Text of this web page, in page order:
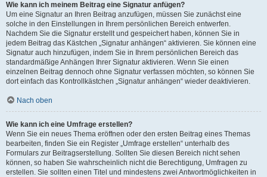
Wie kann ich meinem Beitrag eine Signatur anfügen?
Um eine Signatur an Ihren Beitrag anzufügen, müssen Sie zunächst eine
solche in den Einstellungen in Ihrem persönlichen Bereich entwerfen.
Nachdem Sie die Signatur erstellt und gespeichert haben, können Sie in
jedem Beitrag das Kästchen „Signatur anhängen“ aktivieren. Sie können eine
Signatur auch hinzufügen, indem Sie in Ihrem persönlichen Bereich das
standardmäßige Anhängen Ihrer Signatur aktivieren. Wenn Sie einen
einzelnen Beitrag dennoch ohne Signatur verfassen möchten, so können Sie
dort einfach das Kontrollkästchen „Signatur anhängen“ wieder deaktivieren.
Nach oben
Wie kann ich eine Umfrage erstellen?
Wenn Sie ein neues Thema eröffnen oder den ersten Beitrag eines Themas
bearbeiten, finden Sie ein Register „Umfrage erstellen“ unterhalb des
Formulars zur Beitragserstellung. Sollten Sie diesen Bereich nicht sehen
können, so haben Sie wahrscheinlich nicht die Berechtigung, Umfragen zu
erstellen. Sie sollten einen Titel und mindestens zwei Antwortmöglichkeiten in